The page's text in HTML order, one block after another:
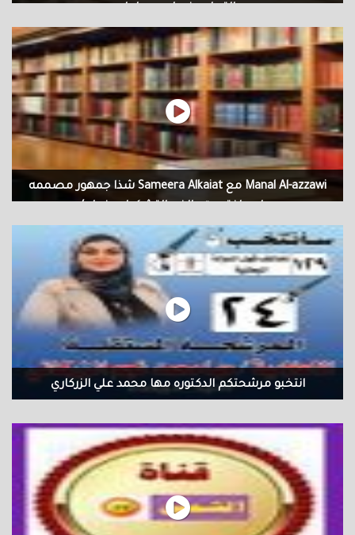
‏‎Manal Al-azzawi‎‏ مع ‏‎Sameera Alkaiat‎‏ شذا جمهور مصممه
‏‎Manal Al-azzawi‎‏ مع ‏‎Sameera Alkaiat‎‏ شذا جمهور مصممه ورسامه
اختصت بالفن التشكيلي بغداد / وكالة moon light news جمهور مصممه
ورسامه فنانة تشكيليه حاصله على شهادةً اكاديمية الفنون الجميله
وأستاذه في معهد الفنون الجميله عملت مصممه في دار الازياء العراقيه
لها مشاركات في العديد من الكرنفالات والمعارض المحليه والدوليه
حصدت العديد من الجوائز والدروع والأوسمه وشهادات الشكر والتقدير
لها لوحات جسدت قصص مختلفه من جمال الحياه خصت فيها الطبيعه
والفرح وايضا لوحات تحاكي واقع مؤلم خلفته الحروب قصص ترجمة
برسمي لوحات عديده شذا جمهور تجيد أكثر من مدرسه الوان لوحاتها
الاكريلك والزيتي وغيرها الكثير ابدعت بمشاركاتها في معارض الفن
والأحتفاء الودي الذي خص فنانون من مختلف مناطق بغداد الحبيبه اليكم
مشاهدينا ومتابعينا من الجمهور ومتذوقي الفن ذلك اللقاء
انتخبو مرشحتكم الدكتوره مها محمد علي الزركاري